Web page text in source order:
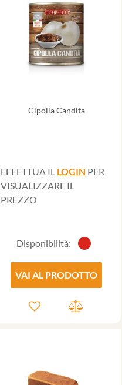
Cipolla Candita
EFFETTUA IL LOGIN PER
VISUALIZZARE IL
PREZZO
Disponibilità:
VAI AL PRODOTTO